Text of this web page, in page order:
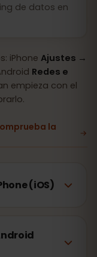
de datos en
iPhone Ajustes →
Redes e
empieza con el
la
(iOS)